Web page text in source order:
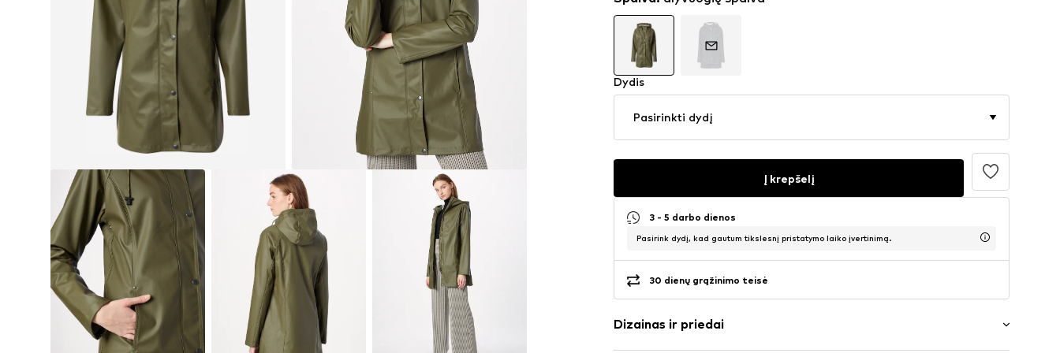
Dydis
Pasirinkti dydį
Į krepšelį
3 - 5 darbo dienos
Pasirink dydį, kad gautum tikslesnį pristatymo laiko įvertinimą.
30 dienų grąžinimo teisė
Dizainas ir priedai